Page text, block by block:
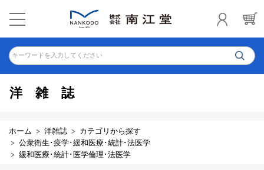
キーワードを入力してください
洋雑誌
ホーム 洋雑誌
カテゴリから探す
公衆衛生･疫学･緩和医療･統計･法医学
緩和医療･統計･医学倫理･法医学